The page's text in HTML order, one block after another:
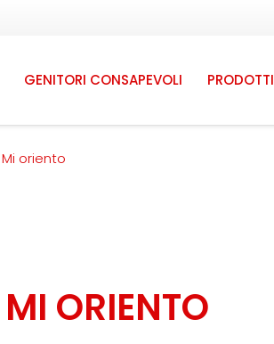
GENITORI CONSAPEVOLI PRODOTTI
Mi oriento
MI ORIENTO